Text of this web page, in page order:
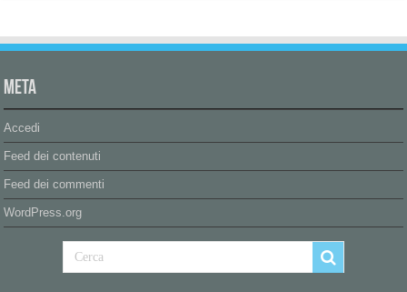
Meta
Accedi
Feed dei contenuti
Feed dei commenti
WordPress.org